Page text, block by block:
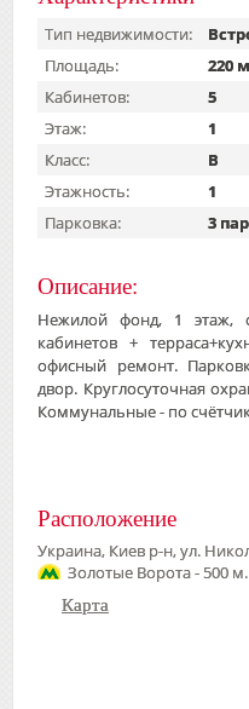
Тип недвижимости:
Площадь:
220
Кабинетов:
5
Этаж:
1
Класс:
B
Этажность:
1
Парковка:
3
Описание:
Нежилой фонд, 1 этаж,
кабинетов +
офисный ремонт.
двор. Круглосуточная
Коммунальные - по
Расположение
Украина, Киев р-н, ул.
Золотые Ворота - 500 м.
Карта